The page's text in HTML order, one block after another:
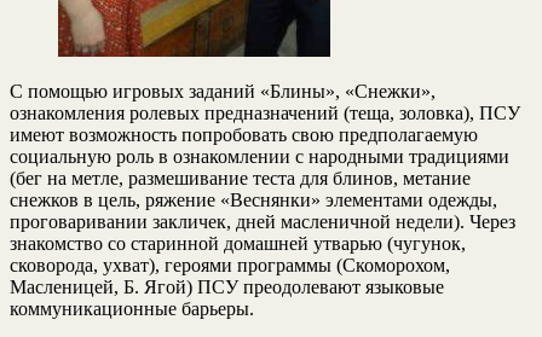
С помощью игровых заданий «Блины», «Снежки»,
ознакомления ролевых предназначений (теща, золовка), ПСУ
имеют возможность попробовать свою предполагаемую
социальную роль в ознакомлении с народными традициями
(бег на метле, размешивание теста для блинов, метание
снежков в цель, ряжение «Веснянки» элементами одежды,
проговаривании закличек, дней масленичной недели). Через
знакомство со старинной домашней утварью (чугунок,
сковорода, ухват), героями программы (Скоморохом,
Масленицей, Б. Ягой) ПСУ преодолевают языковые
коммуникационные барьеры.